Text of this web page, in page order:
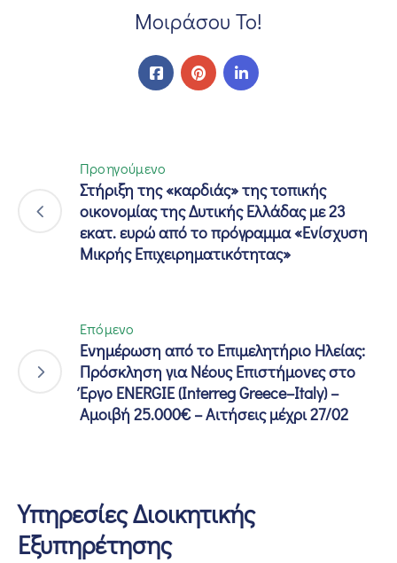
Μοιράσου Το!
Προηγούμενο
Στήριξη της «καρδιάς» της τοπικής
οικονομίας της Δυτικής Ελλάδας με 23
εκατ. ευρώ από το πρόγραμμα «Ενίσχυση
Μικρής Επιχειρηματικότητας»
Επόμενο
Ενημέρωση από το Επιμελητήριο Ηλείας:
Πρόσκληση για Νέους Επιστήμονες στο
Έργο ENERGIE (Interreg Greece–Italy) –
Αμοιβή 25.000€ – Αιτήσεις μέχρι 27/02
Υπηρεσίες Διοικητικής
Εξυπηρέτησης